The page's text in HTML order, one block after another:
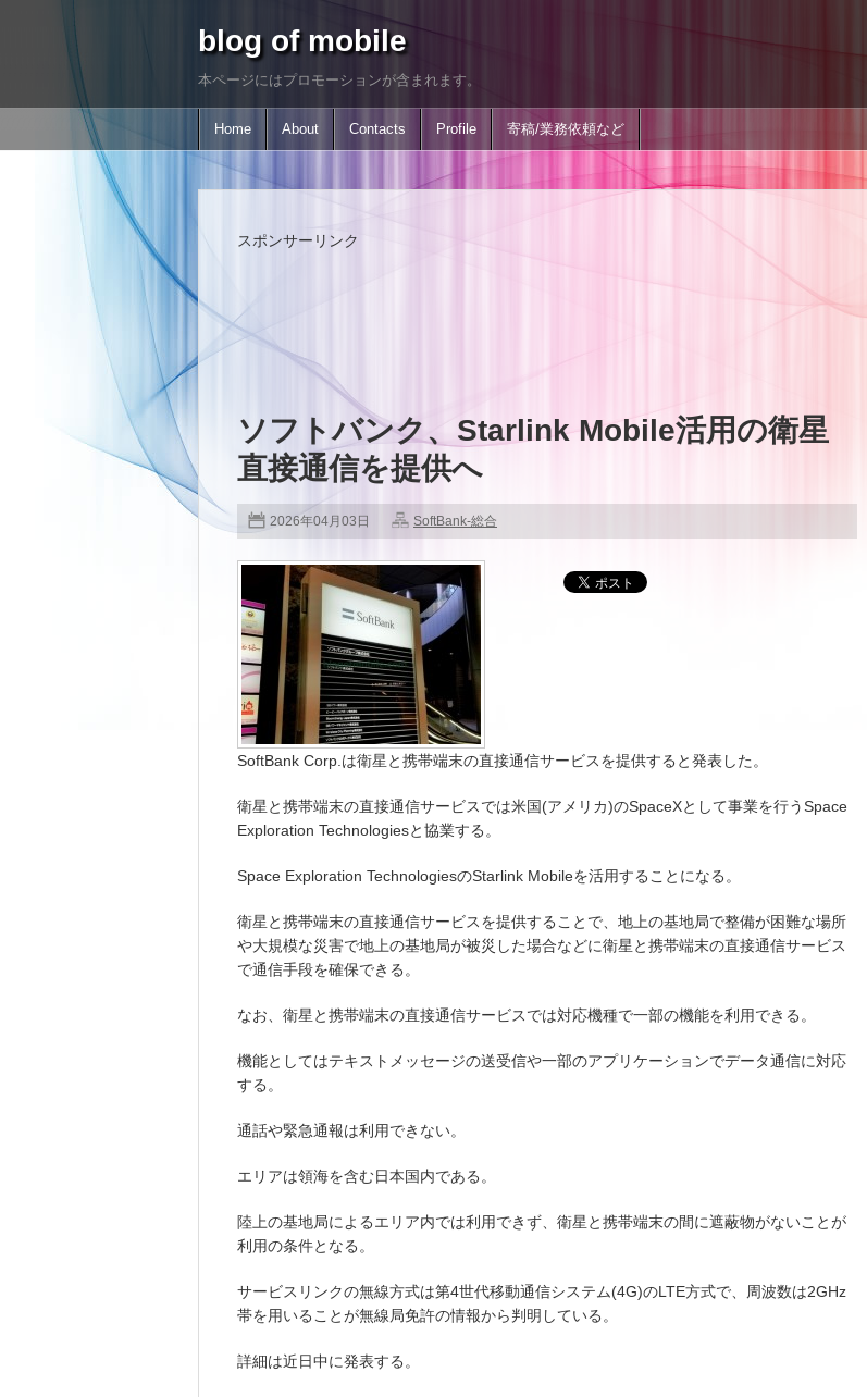
blog of mobile
本ページにはプロモーションが含まれます。
Home About Contacts Profile 寄稿/業務依頼など
スポンサーリンク
ソフトバンク、Starlink Mobile活用の衛星
直接通信を提供へ
2026年04月03日 SoftBank-総合
SoftBank Corp.は衛星と携帯端末の直接通信サービスを提供すると発表した。
衛星と携帯端末の直接通信サービスでは米国(アメリカ)のSpaceXとして事業を行うSpace
Exploration Technologiesと協業する。
Space Exploration TechnologiesのStarlink Mobileを活用することになる。
衛星と携帯端末の直接通信サービスを提供することで、地上の基地局で整備が困難な場所
や大規模な災害で地上の基地局が被災した場合などに衛星と携帯端末の直接通信サービス
で通信手段を確保できる。
なお、衛星と携帯端末の直接通信サービスでは対応機種で一部の機能を利用できる。
機能としてはテキストメッセージの送受信や一部のアプリケーションでデータ通信に対応
する。
通話や緊急通報は利用できない。
エリアは領海を含む日本国内である。
陸上の基地局によるエリア内では利用できず、衛星と携帯端末の間に遮蔽物がないことが
利用の条件となる。
サービスリンクの無線方式は第4世代移動通信システム(4G)のLTE方式で、周波数は2GHz
帯を用いることが無線局免許の情報から判明している。
詳細は近日中に発表する。